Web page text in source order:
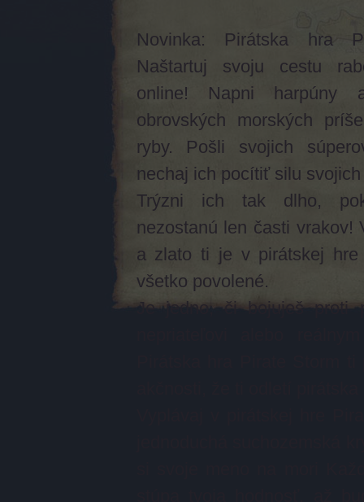
Novinka: Pirátska hra
Naštartuj svoju cestu
online! Napni harpúny
obrovských morských
ryby. Pošli svojich
nechaj ich pocítiť silu
Trýzni ich tak dlho,
nezostanú len časti vrakov!
a zlato ti je v pirátskej hre
všetko povolené.
Je jedno, či bojuješ proti